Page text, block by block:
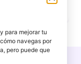
para mejorar tu
navegas por
pero puede que